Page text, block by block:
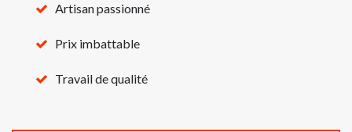
Artisan passionné
Prix imbattable
Travail de qualité